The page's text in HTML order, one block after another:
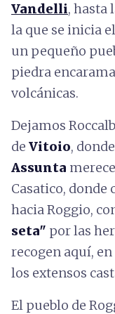
Vandelli, hasta
la que se inicia
un pequeño
piedra
volcánicas.
Dejamos
de Vitoio,
Assunta
Casatico,
hacia Roggio,
seta" por las
recogen aquí,
los extensos
El pueblo de